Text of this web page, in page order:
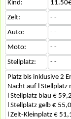
Kind:
Zelt:
- -
Auto:
- -
Moto:
- -
Stellplatz:
- -
Platz bis inklusive 2
Nacht auf l Stellplatz
l Stellplatz blau €
l Stellplatz gelb €
l Zelt-Kleinplatz €